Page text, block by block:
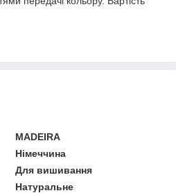
MADEIRA
Німеччина
Для вишивання
Натуральне